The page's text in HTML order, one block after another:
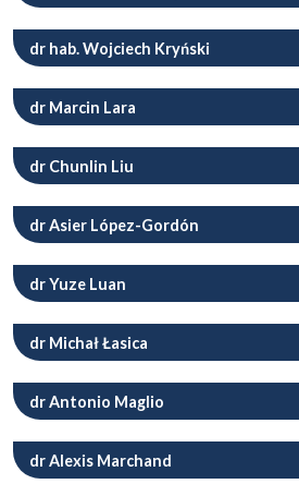
dr hab. Wojciech Kryński
dr Marcin Lara
dr Chunlin Liu
dr Asier López-Gordón
dr Yuze Luan
dr Michał Łasica
dr Antonio Maglio
dr Alexis Marchand